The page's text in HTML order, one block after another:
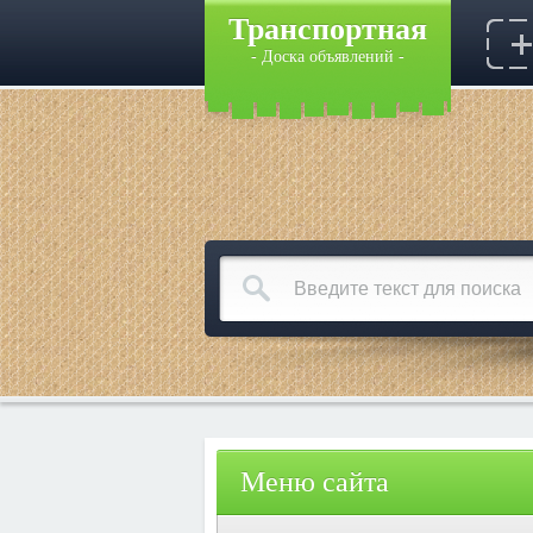
Транспортная
- Доска объявлений -
Меню сайта